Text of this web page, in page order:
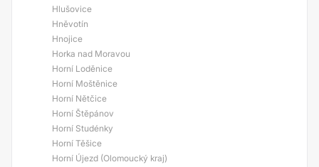
Hlušovice
Hněvotín
Hnojice
Horka nad Moravou
Horní Loděnice
Horní Moštěnice
Horní Nětčice
Horní Štěpánov
Horní Studénky
Horní Těšice
Horní Újezd (Olomoucký kraj)